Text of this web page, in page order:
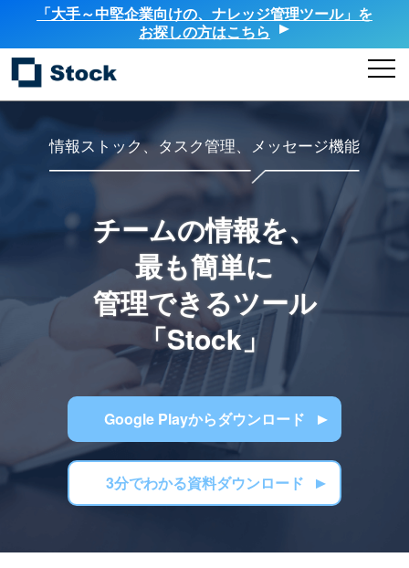
「大手～中堅企業向けの、ナレッジ管理ツール」を
お探しの方はこちら
情報ストック、タスク管理、メッセージ機能
チームの情報を、
最も簡単に
管理できるツール
「Stock」
Google Playからダウンロード
3分でわかる資料ダウンロード